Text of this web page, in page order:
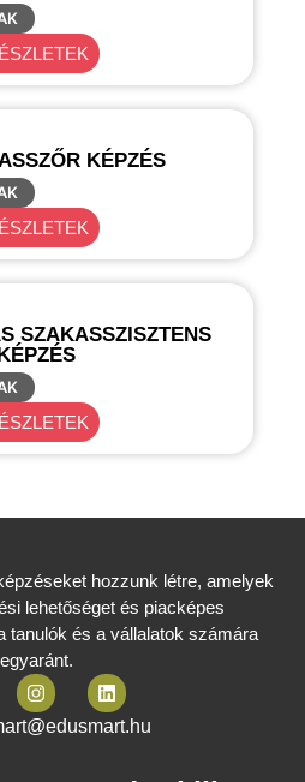
KÉPZÉS
SZAKASSZISZTENS
hozzunk létre, amelyek
lehetőséget és piacképes
tanulók és a vállalatok számára
egyaránt.